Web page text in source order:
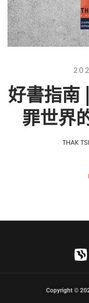
好書指南
罪世界
THAK
Copyright ©